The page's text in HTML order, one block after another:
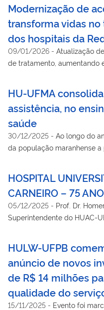
Modernização de
transforma vidas
dos hospitais da
09/01/2026 - Atualização
de tratamento, aumentando
HU-UFMA
assistência, no
saúde
30/12/2025 - Ao longo do
da população maranhense
HOSPITAL
CARNEIRO – 75
05/12/2025 - Prof. Dr.
Superintendente do HUAC-
HULW-UFPB
anúncio de novos
de R$ 14 milhões
qualidade do
15/11/2025 - Evento foi